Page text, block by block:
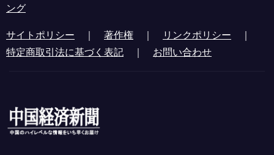
ング
サイトポリシー ｜ 著作権 ｜ リンクポリシー ｜
特定商取引法に基づく表記 ｜ お問い合わせ